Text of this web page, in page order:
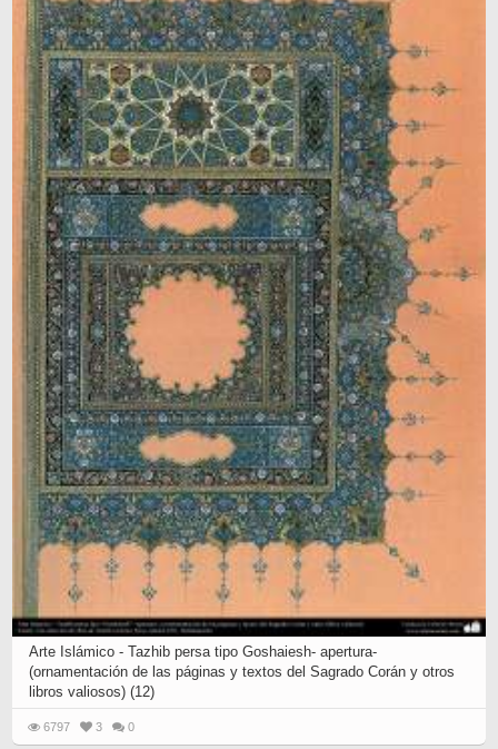
Arte Islámico - Tazhib persa tipo Goshaiesh- apertura-
(ornamentación de las páginas y textos del Sagrado Corán y otros
libros valiosos) (12)
6797 3 0